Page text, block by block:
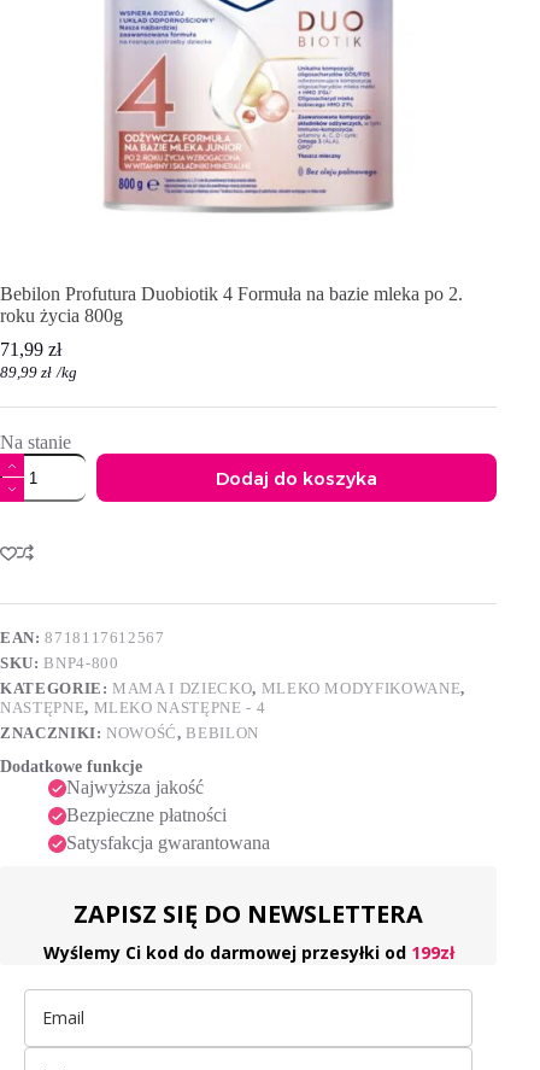
Bebilon Profutura Duobiotik 4 Formuła na bazie mleka po 2.
roku życia 800g
71,99 zł
89,99 zł /kg
Na stanie
ilość
Bebilon
Profutura
4
Formuła
bazie
po
2.
roku
życia
800g
Dodaj do koszyka
t
r
a
t
i
v
e
EAN:8718117612567
SKU:BNP4-800
KATEGORIE:MAMA I DZIECKO, MLEKO MODYFIKOWANE,
NASTĘPNE, MLEKO NASTĘPNE - 4
ZNACZNIKI:NOWOŚĆ,BEBILON
Dodatkowe funkcje
Najwyższa jakość
Bezpieczne płatności
Satysfakcja gwarantowana
ZAPISZ SIĘ DO NEWSLETTERA
Wyślemy Ci kod do darmowej przesyłki od 199zł